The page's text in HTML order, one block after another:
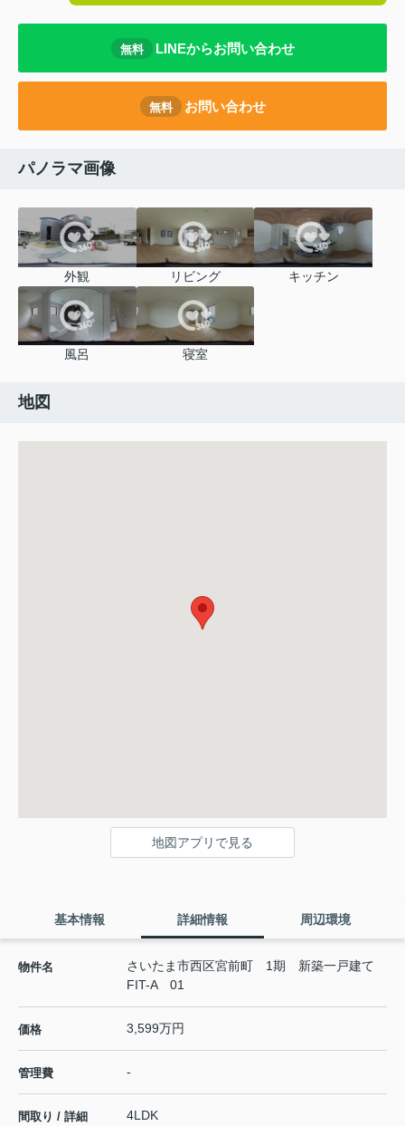
無料 LINEからお問い合わせ
無料 お問い合わせ
パノラマ画像
外観 リビング キッチン
風呂 寝室
地図
地図アプリで見る
基本情報 詳細情報 周辺環境
物件名
さいたま市西区宮前町 1期 新築一戸建て
FIT-A 01
価格 3,599万円
管理費 -
間取り / 詳細
4LDK